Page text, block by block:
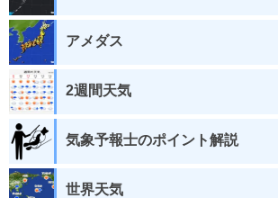
アメダス
2週間天気
気象予報士のポイント解説
世界天気